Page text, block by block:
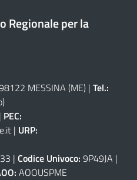
Regionale per la
MESSINA (ME) | Tel.:
| PEC:
| URP:
| Codice Univoco: 9P49JA |
AOOUSPME